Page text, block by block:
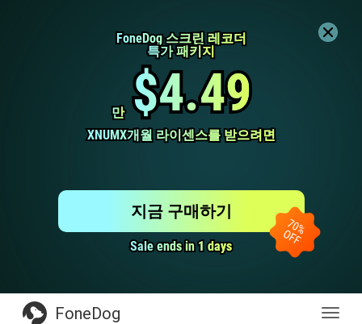
FoneDog 스크린 레코더
FoneDog 스크린 레코더
특가 패키지
특가 패키지
만
만 $4.49
$4.49
XNUMX개월 라이센스를 받으려면
XNUMX개월 라이센스를 받으려면
Sale ends in 1 days
Sale ends in 1 days
지금 구매하기
전
FoneDog